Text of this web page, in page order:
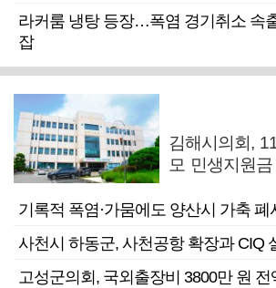
라커룸 냉탕 등장…폭염 경기취소 속
잡
김해시의회,
모 민생지원
기록적 폭염·가뭄에도 양산시 가축 폐
사천시 하동군, 사천공항 확장과 CIQ
고성군의회, 국외출장비 3800만 원 전